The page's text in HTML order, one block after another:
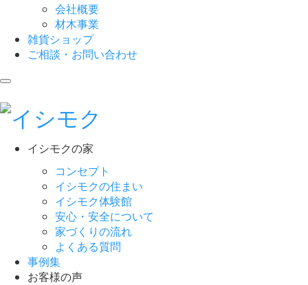
会社概要
材木事業
雑貨ショップ
ご相談・お問い合わせ
イシモクの家
コンセプト
イシモクの住まい
イシモク体験館
安心・安全について
家づくりの流れ
よくある質問
事例集
お客様の声